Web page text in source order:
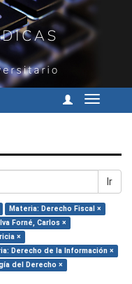
Cambiar
Ir
Materia: Derecho Fiscal ×
Forné, Carlos ×
×
Derecho de la Información ×
del Derecho ×